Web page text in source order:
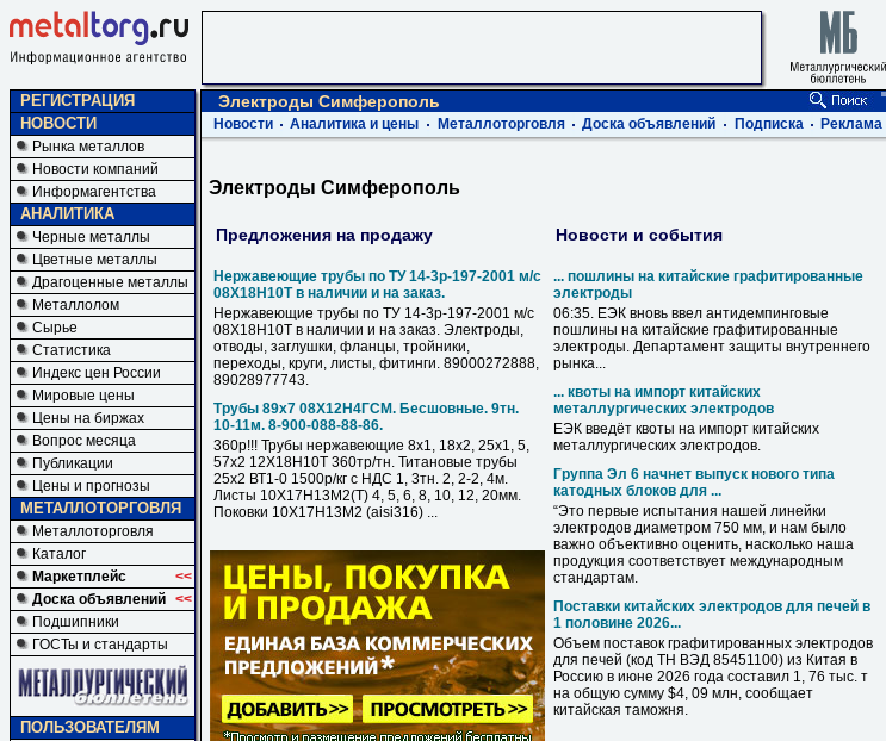
РЕГИСТРАЦИЯ
НОВОСТИ
Рынка металлов
Новости компаний
Информагентства
АНАЛИТИКА
Черные металлы
Цветные металлы
Драгоценные металлы
Металлолом
Сырье
Статистика
Индекс цен России
Мировые цены
Цены на биржах
Вопрос месяца
Публикации
Цены и прогнозы
МЕТАЛЛОТОРГОВЛЯ
Металлоторговля
Каталог
Маркетплейс
<<
Доска объявлений <<
Подшипники
ГОСТы и стандарты
ПОЛЬЗОВАТЕЛЯМ
Электроды Симферополь
Новости Аналитика и цены Металлоторговля Доска объявлений Подписка Реклама
Электроды Симферополь
Предложения на продажу
Нержавеющие трубы по ТУ 14-3р-197-2001 м/с
08Х18Н10Т в наличии и на заказ.
Нержавеющие трубы по ТУ 14-3р-197-2001 м/с
08Х18Н10Т в наличии и на заказ. Электроды,
отводы, заглушки, фланцы, тройники,
переходы, круги, листы, фитинги. 89000272888,
89028977743.
Трубы 89х7 08Х12Н4ГСМ. Бесшовные. 9тн.
10-11м. 8-900-088-88-86.
360р!!! Трубы нержавеющие 8х1, 18х2, 25х1, 5,
57х2 12Х18Н10Т 360тр/тн. Титановые трубы
25х2 ВТ1-0 1500р/кг с НДС 1, 3тн. 2, 2-2, 4м.
Листы 10Х17Н13М2(Т) 4, 5, 6, 8, 10, 12, 20мм.
Поковки 10Х17Н13М2 (aisi316) ...
Новости и события
... пошлины на китайские графитированные
электроды
06:35. ЕЭК вновь ввел антидемпинговые
пошлины на китайские графитированные
электроды. Департамент защиты внутреннего
рынка...
... квоты на импорт китайских
металлургических электродов
ЕЭК введёт квоты на импорт китайских
металлургических электродов.
Группа Эл 6 начнет выпуск нового типа
катодных блоков для ...
“Это первые испытания нашей линейки
электродов диаметром 750 мм, и нам было
важно объективно оценить, насколько наша
продукция соответствует международным
стандартам.
Поставки китайских электродов для печей в
1 половине 2026...
Объем поставок графитированных электродов
для печей (код ТН ВЭД 85451100) из Китая в
Россию в июне 2026 года составил 1, 76 тыс. т
на общую сумму $4, 09 млн, сообщает
китайская таможня.